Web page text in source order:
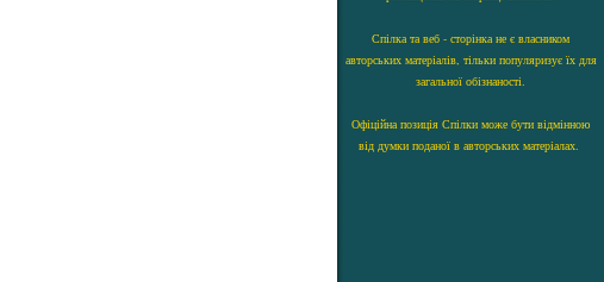
Спілка та веб - сторінка не є власником
авторських матеріалів, тільки популяризує їх для
загальної обізнаності.
Офіційна позиція Спілки може бути відмінною
від думки поданої в авторських матеріалах.